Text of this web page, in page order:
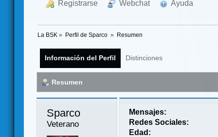
Registrarse Webchat Ayuda
La BSK » Perfil de Sparco » Resumen
Información del Perfil Distinciones
Resumen
Sparco
Veterano
Mensajes:
Redes Sociales:
Edad: